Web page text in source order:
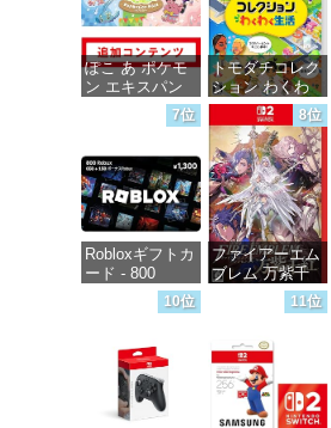
ぽこ あ ポケモ
ン エキスパン
ションパス|オン
ラインコード版
価格：¥4,400
トモダチコレク
ション わくわ
く生活 -Switch
価格：¥6,144
7位
Robloxギフトカ
ード - 800
Robux 【限定バ
ーチャルアイテ
【オンラインゲ
ームコード】
ロブロックス |
オンラインコー
8位
ファイアーエム
ブレム 万紫千
紅 -Switch2
10位 11位